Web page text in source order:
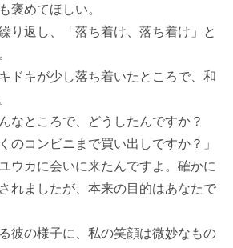
褒めてほしい。
り返し、「落ち着け、落ち着け」と
ドキが少し落ち着いたところで、和
んなところで、どうしたんですか？
のコンビニまで買い出しですか？」
ウカに会いに来たんですよ。確かに
れましたが、本来の目的はあなたで
彼の様子に、私の笑顔は微妙なもの